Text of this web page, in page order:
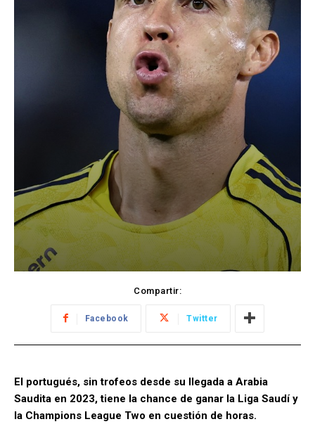
Compartir:
Facebook Twitter
El portugués, sin trofeos desde su llegada a Arabia
Saudita en 2023, tiene la chance de ganar la Liga Saudí y
la Champions League Two en cuestión de horas.